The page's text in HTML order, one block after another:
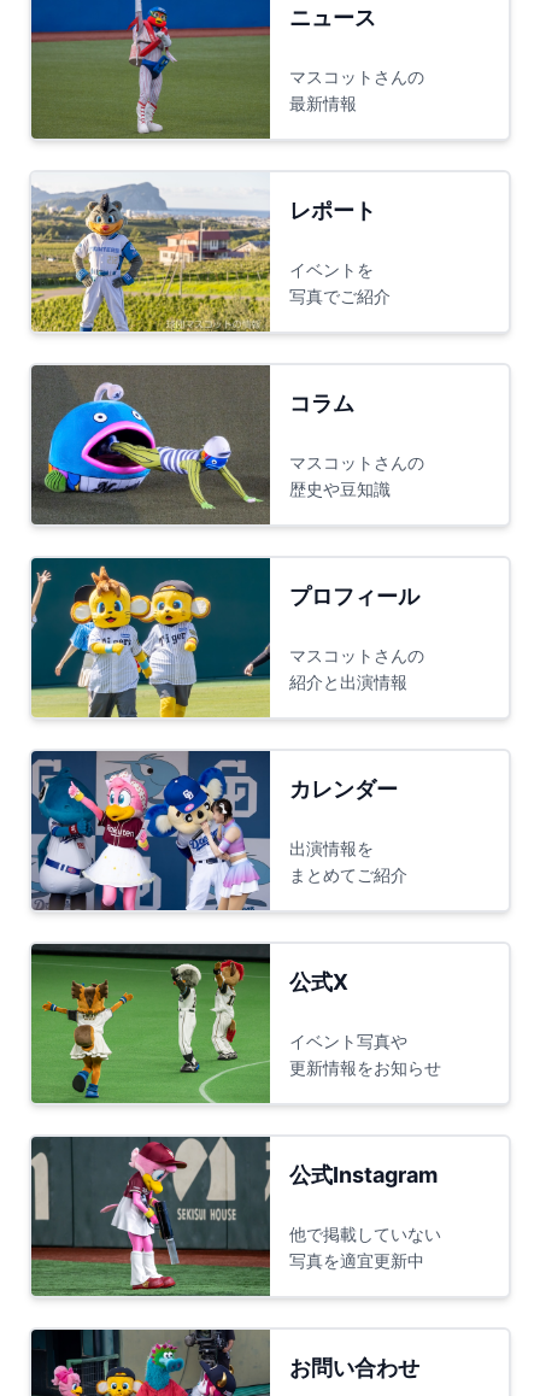
ニュース
マスコットさんの
最新情報
レポート
イベントを
写真でご紹介
コラム
マスコットさんの
歴史や豆知識
プロフィール
マスコットさんの
紹介と出演情報
カレンダー
出演情報を
まとめてご紹介
公式X
イベント写真や
更新情報をお知らせ
公式Instagram
他で掲載していない
写真を適宜更新中
お問い合わせ